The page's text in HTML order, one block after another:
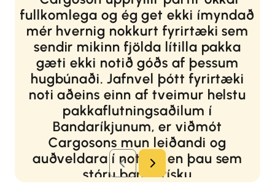
fullkomlega og ég get ekki ímyndað
mér hvernig nokkurt fyrirtæki sem
sendir mikinn fjölda lítilla pakka
gæti ekki notið góðs af þessum
hugbúnaði. Jafnvel þótt fyrirtæki
noti aðeins einn af tveimur helstu
pakkaflutningsaðilum í
Bandaríkjunum, er viðmót
Cargosons mun leiðandi og
auðveldara í notkun en þau sem
stóru bandarísku